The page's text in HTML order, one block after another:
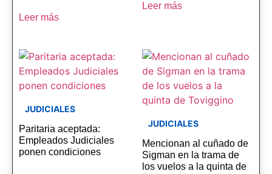
Leer más
Leer más
JUDICIALES
Paritaria aceptada:
Empleados Judiciales
ponen condiciones
JUDICIALES
Mencionan al cuñado de
Sigman en la trama de
los vuelos a la quinta de